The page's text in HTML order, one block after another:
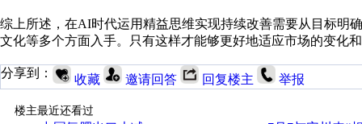
综上所述，在AI时代运用精益思维实现持续改善需要从目标明
文化等多个方面入手。只有这样才能够更好地适应市场的变化
分享到： 收藏 邀请回答 回复楼主 举报
楼主最近还看过